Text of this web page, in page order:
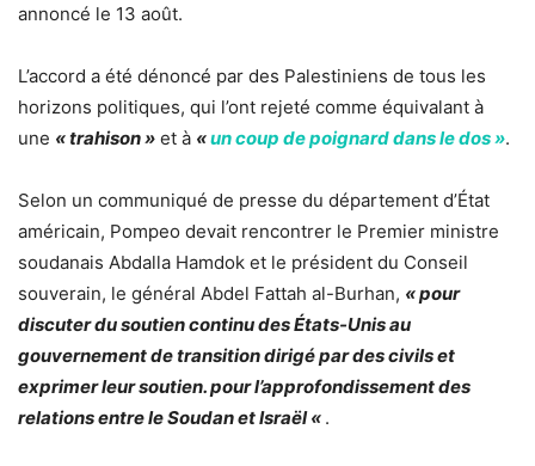
annoncé le 13 août.
L’accord a été dénoncé par des Palestiniens de tous les
horizons politiques, qui l’ont rejeté comme équivalant à
une « trahison » et à «un coup de poignard dans le dos ».
Selon un communiqué de presse du département d’État
américain, Pompeo devait rencontrer le Premier ministre
soudanais Abdalla Hamdok et le président du Conseil
souverain, le général Abdel Fattah al-Burhan, « pour
discuter du soutien continu des États-Unis au
gouvernement de transition dirigé par des civils et
exprimer leur soutien. pour l’approfondissement des
relations entre le Soudan et Israël « .